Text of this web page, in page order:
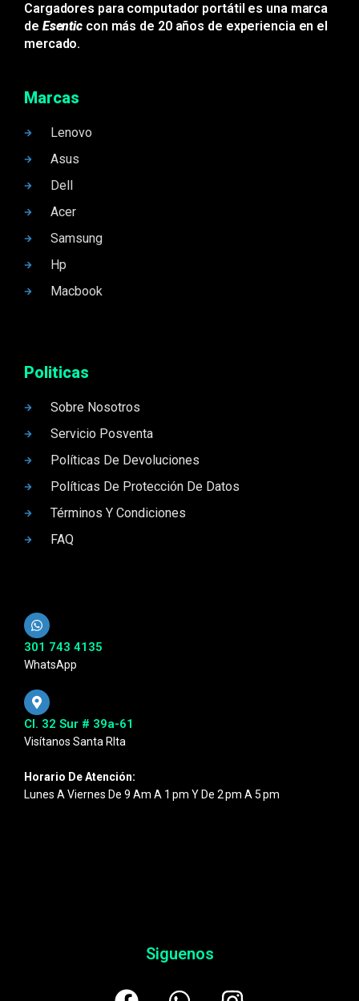
Cargadores para computador portátil es una marca
de Esentic con más de 20 años de experiencia en el
mercado.
Marcas
Lenovo
Asus
Dell
Acer
Samsung
Hp
Macbook
Politicas
Sobre Nosotros
Servicio Posventa
Políticas De Devoluciones
Políticas De Protección De Datos
Términos Y Condiciones
FAQ
301 743 4135
WhatsApp
Cl. 32 Sur # 39a-61
Visítanos Santa RIta
Horario De Atención:
Lunes A Viernes De 9 Am A 1 Pm Y De 2 Pm A 5 Pm
Siguenos